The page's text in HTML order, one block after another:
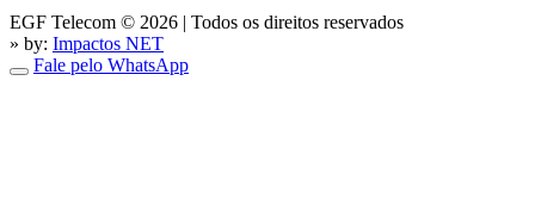
EGF Telecom © 2026 | Todos os direitos reservados
» by: Impactos NET
Fale pelo WhatsApp